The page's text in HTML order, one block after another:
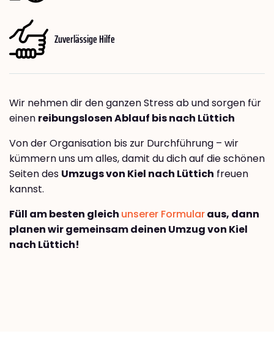
Zuverlässige Hilfe
Wir nehmen dir den ganzen Stress ab und sorgen für
einen reibungslosen Ablauf bis nach Lüttich
Von der Organisation bis zur Durchführung – wir
kümmern uns um alles, damit du dich auf die schönen
Seiten des Umzugs von Kiel nach Lüttich freuen
kannst.
Füll am besten gleich unserer Formularaus, dann
planen wir gemeinsam deinen Umzug von Kiel
nach Lüttich!